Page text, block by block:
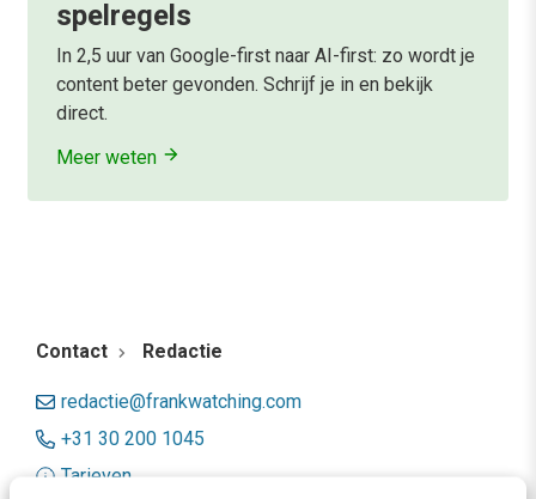
spelregels
In 2,5 uur van Google-first naar AI-first: zo wordt je
content beter gevonden. Schrijf je in en bekijk
direct.
Meer weten
Contact Redactie
redactie@frankwatching.com
+31 30 200 1045
Tarieven